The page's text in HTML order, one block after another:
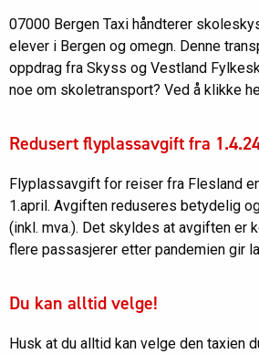
07000 Bergen Taxi håndterer
elever i Bergen og omegn. Denne
oppdrag fra Skyss og Vestland
noe om skoletransport? Ved å klikke
Redusert flyplassavgift fra
Flyplassavgift for reiser fra Flesland
1.april. Avgiften reduseres betydelig
(inkl. mva.). Det skyldes at avgiften er
flere passasjerer etter pandemien gir
Du kan alltid velge!
Husk at du alltid kan velge den taxien